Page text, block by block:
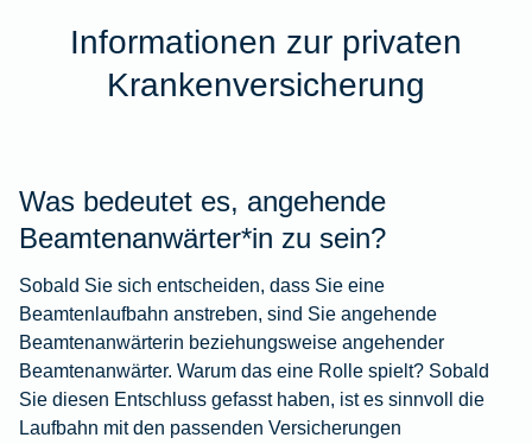
Informationen zur privaten
Krankenversicherung
Was bedeutet es, angehende
Beamtenanwärter*in zu sein?
Sobald Sie sich entscheiden, dass Sie eine
Beamtenlaufbahn anstreben, sind Sie angehende
Beamtenanwärterin beziehungsweise angehender
Beamtenanwärter. Warum das eine Rolle spielt? Sobald
Sie diesen Entschluss gefasst haben, ist es sinnvoll die
Laufbahn mit den passenden Versicherungen